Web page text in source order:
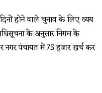
होने वाले चुनाव के लिए व्यय
के अनुसार निगम के
पंचायत में 75 हजार खर्च कर